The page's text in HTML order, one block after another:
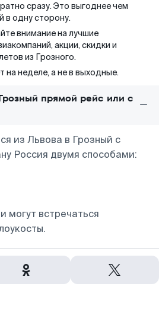
сразу. Это выгоднее чем
в одну сторону.
внимание на лучшие
акции, скидки и
из Грозного.
на неделе, а не в выходные.
прямой рейс или с
из Львова в Грозный с
Россия двумя способами:
могут встречаться